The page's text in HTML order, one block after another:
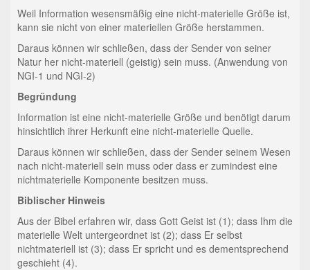
Weil Information wesensmäßig eine nicht-materielle Größe ist,
kann sie nicht von einer materiellen Größe herstammen.
Daraus können wir schließen, dass der Sender von seiner
Natur her nicht-materiell (geistig) sein muss. (Anwendung von
NGI-1 und NGI-2)
Begründung
Information ist eine nicht-materielle Größe und benötigt darum
hinsichtlich ihrer Herkunft eine nicht-materielle Quelle.
Daraus können wir schließen, dass der Sender seinem Wesen
nach nicht-materiell sein muss oder dass er zumindest eine
nichtmaterielle Komponente besitzen muss.
Biblischer Hinweis
Aus der Bibel erfahren wir, dass Gott Geist ist (1); dass Ihm die
materielle Welt untergeordnet ist (2); dass Er selbst
nichtmateriell ist (3); dass Er spricht und es dementsprechend
geschieht (4).